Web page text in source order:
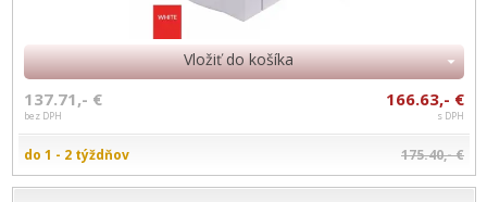
Vložiť do košíka
137.71,- €
bez DPH
166.63,- €
s DPH
do 1 - 2 týždňov 175.40,- €